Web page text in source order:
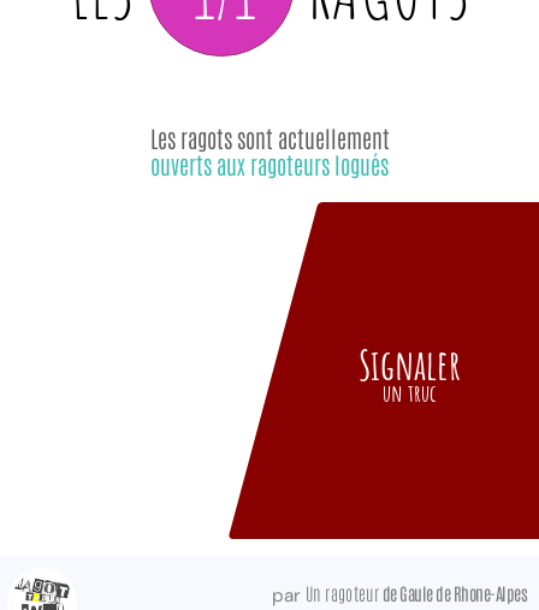
Les ragots sont actuellement
ouverts aux ragoteurs logués
Signaler
un truc
par Un ragoteur de Gaule de Rhone-Alpes